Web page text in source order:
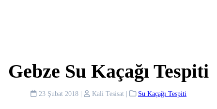
Gebze Su Kaçağı Tespiti
23 Şubat 2018 | Kali Tesisat | Su Kaçağı Tespiti